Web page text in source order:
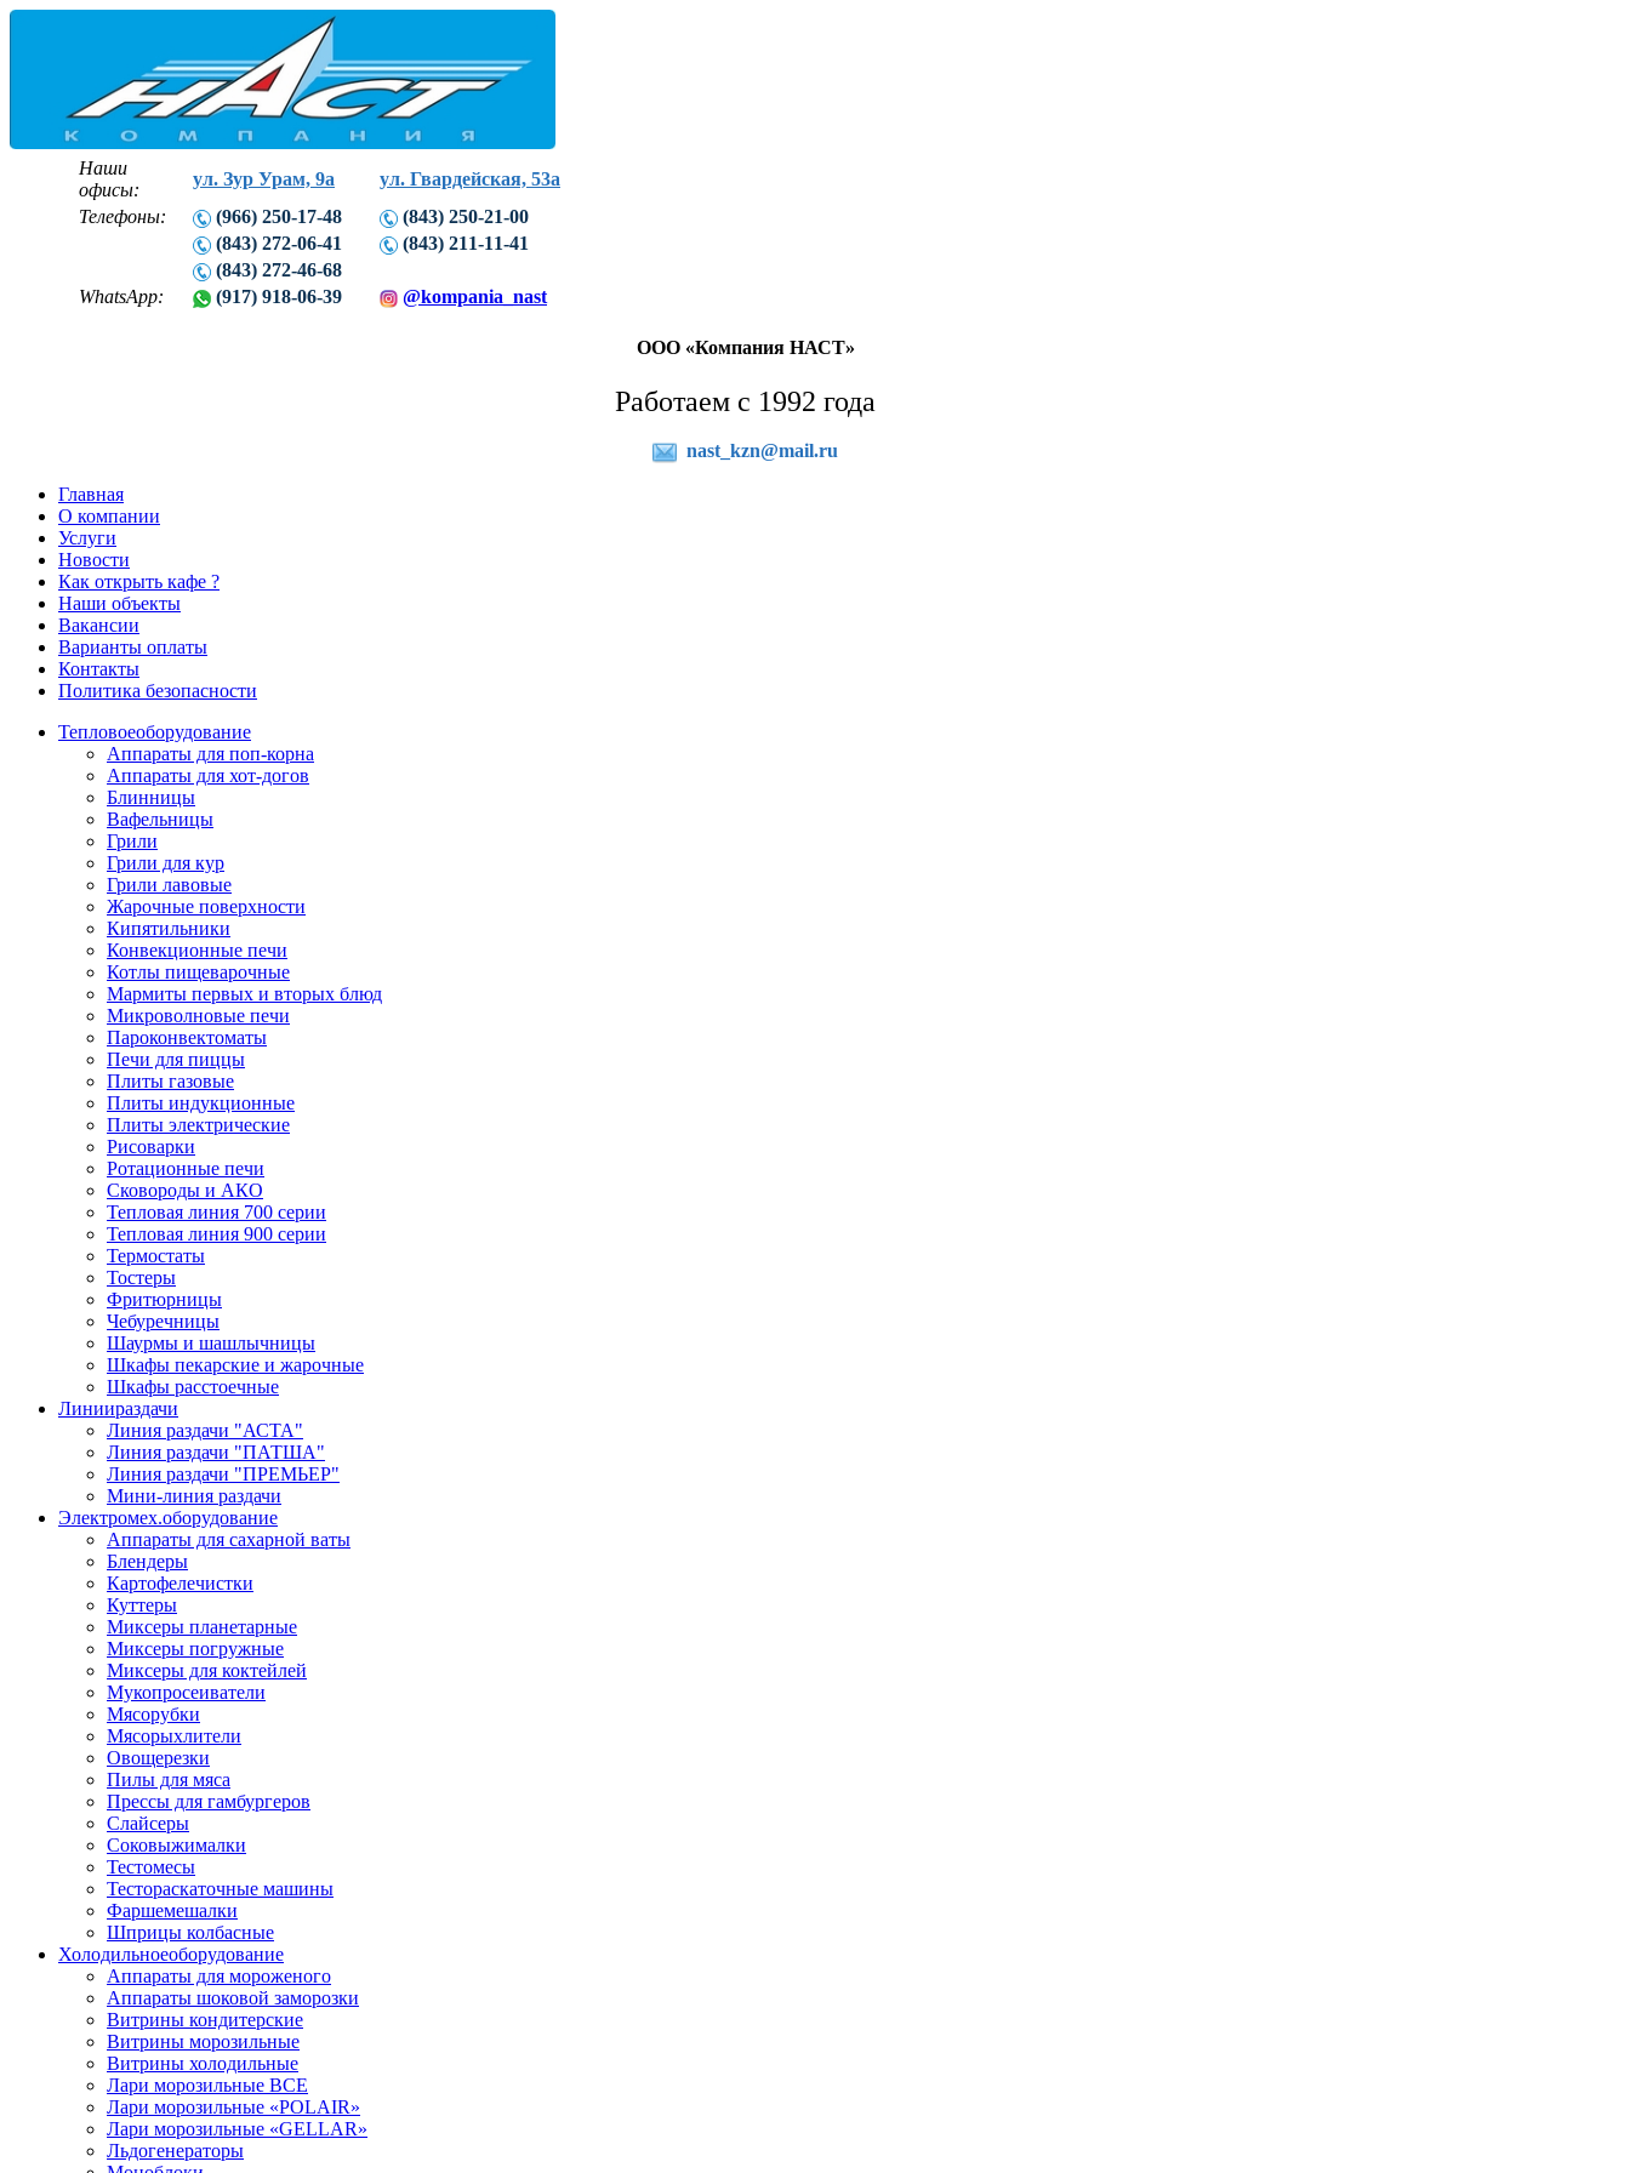
Наши
офисы:
ул. Зур Урам, 9а
ул. Гвардейская, 53а
Телефоны:
(966) 250-17-48
(843) 250-21-00
(843) 272-06-41
(843) 211-11-41
(843) 272-46-68
WhatsApp:
(917) 918-06-39 @kompania_nast
ООО «Компания НАСТ»
Работаем с 1992 года
nast_kzn@mail.ru
Главная
О компании
Услуги
Новости
Как открыть кафе ?
Наши объекты
Вакансии
Варианты оплаты
Контакты
Политика безопасности
Тепловоеоборудование
Аппараты для поп-корна
Аппараты для хот-догов
Блинницы
Вафельницы
Грили
Грили для кур
Грили лавовые
Жарочные поверхности
Кипятильники
Конвекционные печи
Котлы пищеварочные
Мармиты первых и вторых блюд
Микроволновые печи
Пароконвектоматы
Печи для пиццы
Плиты газовые
Плиты индукционные
Плиты электрические
Рисоварки
Ротационные печи
Сковороды и АКО
Тепловая линия 700 серии
Тепловая линия 900 серии
Термостаты
Тостеры
Фритюрницы
Чебуречницы
Шаурмы и шашлычницы
Шкафы пекарские и жарочные
Шкафы расстоечные
Линиираздачи
Линия раздачи "АСТА"
Линия раздачи "ПАТША"
Линия раздачи "ПРЕМЬЕР"
Мини-линия раздачи
Электромех.оборудование
Аппараты для сахарной ваты
Блендеры
Картофелечистки
Куттеры
Миксеры планетарные
Миксеры погружные
Миксеры для коктейлей
Мукопросеиватели
Мясорубки
Мясорыхлители
Овощерезки
Пилы для мяса
Прессы для гамбургеров
Слайсеры
Соковыжималки
Тестомесы
Тестораскаточные машины
Фаршемешалки
Шприцы колбасные
Холодильноеоборудование
Аппараты для мороженого
Аппараты шоковой заморозки
Витрины кондитерские
Витрины морозильные
Витрины холодильные
Лари морозильные ВСЕ
Лари морозильные «POLAIR»
Лари морозильные «GELLAR»
Льдогенераторы